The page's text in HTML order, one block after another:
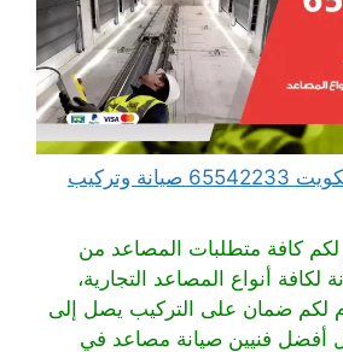
صيانة مصاعد في الكويت 65542233 صيانة وتركيب
كافة متطلبات المصاعد من
لكافة أنواع المصاعد التجارية،
لكم ضمان على التركيب يصل إلى
أفضل فنيين صيانة مصاعد في